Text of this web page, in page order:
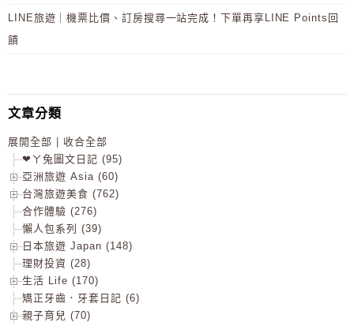
LINE旅遊｜機票比價、訂房搜尋一站完成！下單再享LINE Points回
饋
文章分類
展開全部
收合全部
❤ㄚ兔圖文日記 (95)
亞洲旅遊 Asia (60)
台灣旅遊美食 (762)
合作體驗 (276)
懶人包系列 (39)
日本旅遊 Japan (148)
理財投資 (28)
生活 Life (170)
矯正牙齒．牙套日記 (6)
親子育兒 (70)